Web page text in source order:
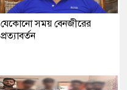
যেকোনো সময় বেনজীরের
প্রত্যাবর্তন